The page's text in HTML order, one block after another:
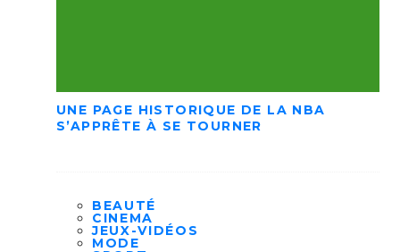
UNE PAGE HISTORIQUE DE LA NBA
S’APPRÊTE À SE TOURNER
BEAUTÉ
CINEMA
JEUX-VIDÉOS
MODE